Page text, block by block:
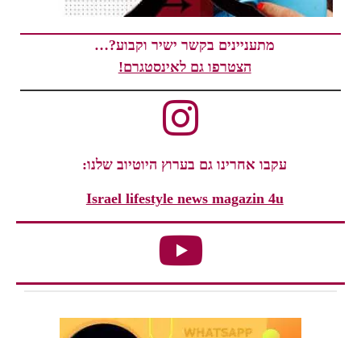
מתעניינים בקשר ישיר וקבוע?…
הצטרפו גם לאינסטגרם!
עקבו אחרינו גם בערוץ היוטיוב שלנו:
Israel lifestyle news magazin 4u